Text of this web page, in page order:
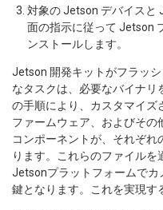
対象の Jetson デバイスと
面の指示に従って Jetson
ンストールします。
Jetson 開発キットがフラッ
なタスクは、必要なバイナリ
の手順により、カスタマイズ
ファームウェア、およびその
コンポーネントが、それぞ
ります。これらのファイル
Jetsonプラットフォームでカ
鍵となります。これを実現す